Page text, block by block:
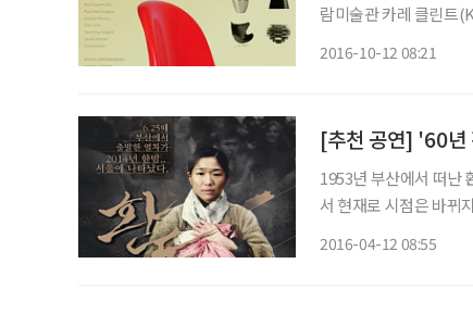
람미술관 카레 클린트
2016-10-12 08:21
1953년 부산에서 떠난
서 현재로 시점은 바뀌
2016-04-12 08:55